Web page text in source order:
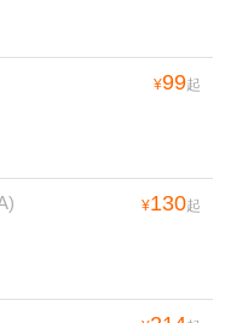
¥99起
¥130起